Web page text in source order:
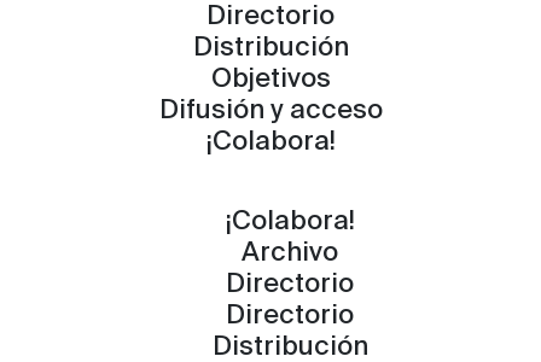
Directorio
Distribución
Objetivos
Difusión y acceso
¡Colabora!
¡Colabora!
Archivo
Directorio
Directorio
Distribución